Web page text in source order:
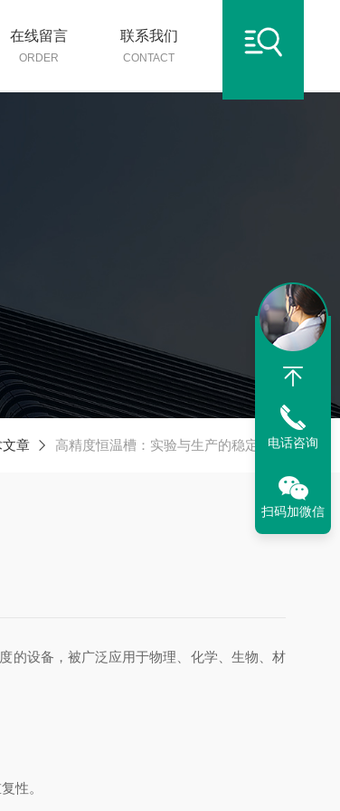
在线留言
ORDER
联系我们
CONTACT
章 高精度恒温槽：实验与生产的稳定保障
的设备，被广泛应用于物理、化学、生物、材
性。
电话咨询
扫码加微信